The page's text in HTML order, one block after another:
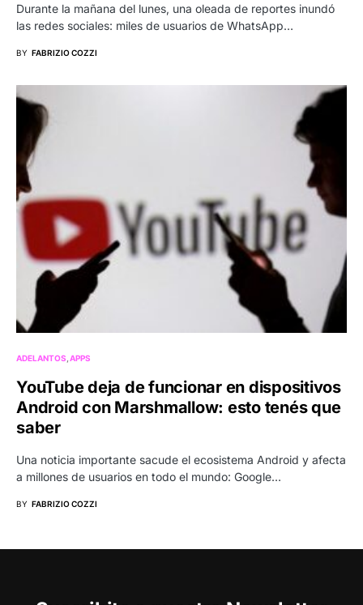
Durante la mañana del lunes, una oleada de reportes inundó
las redes sociales: miles de usuarios de WhatsApp…
BY FABRIZIO COZZI
ADELANTOS APPS
YouTube deja de funcionar en dispositivos
Android con Marshmallow: esto tenés que
saber
Una noticia importante sacude el ecosistema Android y afecta
a millones de usuarios en todo el mundo: Google…
BY FABRIZIO COZZI